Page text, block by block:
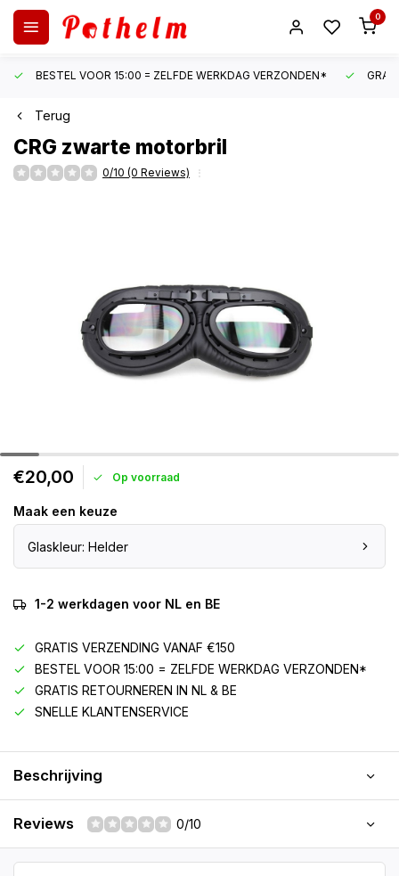
0
BESTEL VOOR 15:00 = ZELFDE WERKDAG VERZONDEN*
Terug
CRG zwarte motorbril
0/10 (0 Reviews)
€20,00 Op voorraad
Maak een keuze
Glaskleur: Helder
1-2 werkdagen voor NL en BE
GRATIS VERZENDING VANAF €150
BESTEL VOOR 15:00 = ZELFDE WERKDAG VERZONDEN*
GRATIS RETOURNEREN IN NL & BE
SNELLE KLANTENSERVICE
Beschrijving
Reviews 0/10